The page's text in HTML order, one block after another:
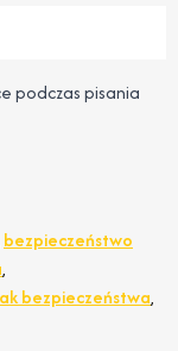
podczas pisania
bezpieczeństwo
,
bezpieczeństwa,